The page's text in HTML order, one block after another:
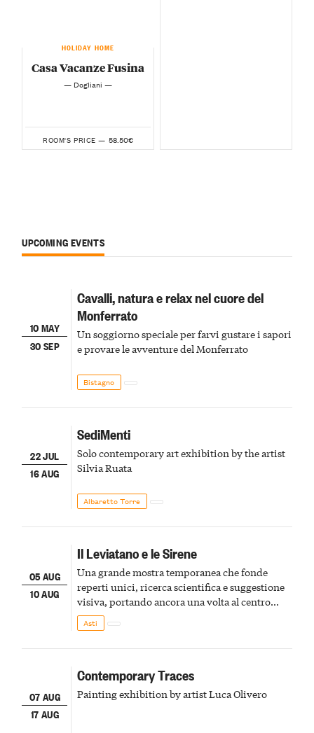
HOLIDAY HOME
Casa Vacanze Fusina
— Dogliani —
ROOM'S PRICE — 58.50€
UPCOMING EVENTS
10 MAY
30 SEP
Cavalli, natura e relax nel cuore del
Monferrato
Un soggiorno speciale per farvi gustare i sapori
e provare le avventure del Monferrato
Bistagno
22 JUL
16 AUG
SediMenti
Solo contemporary art exhibition by the artist
Silvia Ruata
Albaretto Torre
05 AUG
10 AUG
Il Leviatano e le Sirene
Una grande mostra temporanea che fonde
reperti unici, ricerca scientifica e suggestione
visiva, portando ancora una volta al centro
della scena le meraviglie del passato astigiano
Asti
07 AUG
17 AUG
Contemporary Traces
Painting exhibition by artist Luca Olivero